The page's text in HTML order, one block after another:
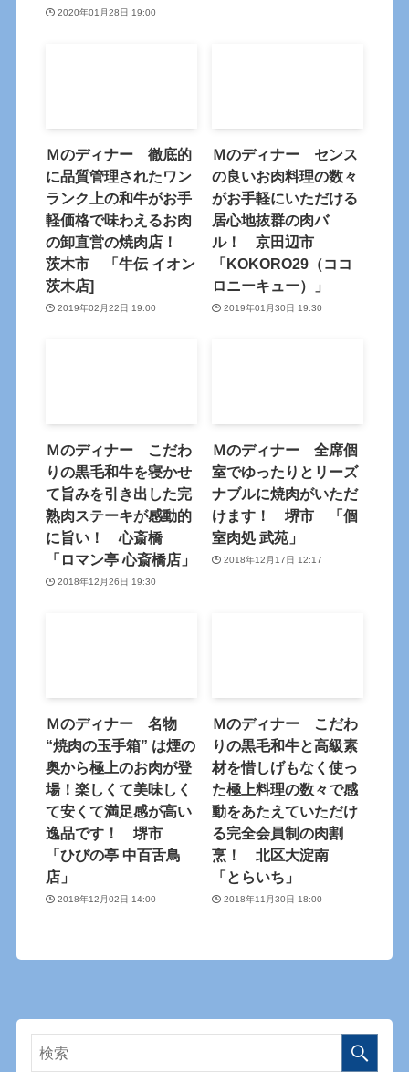
2020年01月28日 19:00
Ｍのディナー 徹底的
に品質管理されたワン
ランク上の和牛がお手
軽価格で味わえるお肉
の卸直営の焼肉店！
茨木市 「牛伝 イオン
茨木店]
2019年02月22日 19:00
Ｍのディナー センス
の良いお肉料理の数々
がお手軽にいただける
居心地抜群の肉バ
ル！ 京田辺市
「KOKORO29（ココ
ロニーキュー）」
2019年01月30日 19:30
Ｍのディナー こだわ
りの黒毛和牛を寝かせ
て旨みを引き出した完
熟肉ステーキが感動的
に旨い！ 心斎橋
「ロマン亭 心斎橋店」
2018年12月26日 19:30
Ｍのディナー 全席個
室でゆったりとリーズ
ナブルに焼肉がいただ
けます！ 堺市 「個
室肉処 武苑」
2018年12月17日 12:17
Ｍのディナー 名物
“焼肉の玉手箱” は煙の
奥から極上のお肉が登
場！楽しくて美味しく
て安くて満足感が高い
逸品です！ 堺市
「ひびの亭 中百舌鳥
店」
2018年12月02日 14:00
Ｍのディナー こだわ
りの黒毛和牛と高級素
材を惜しげもなく使っ
た極上料理の数々で感
動をあたえていただけ
る完全会員制の肉割
烹！ 北区大淀南
「とらいち」
2018年11月30日 18:00